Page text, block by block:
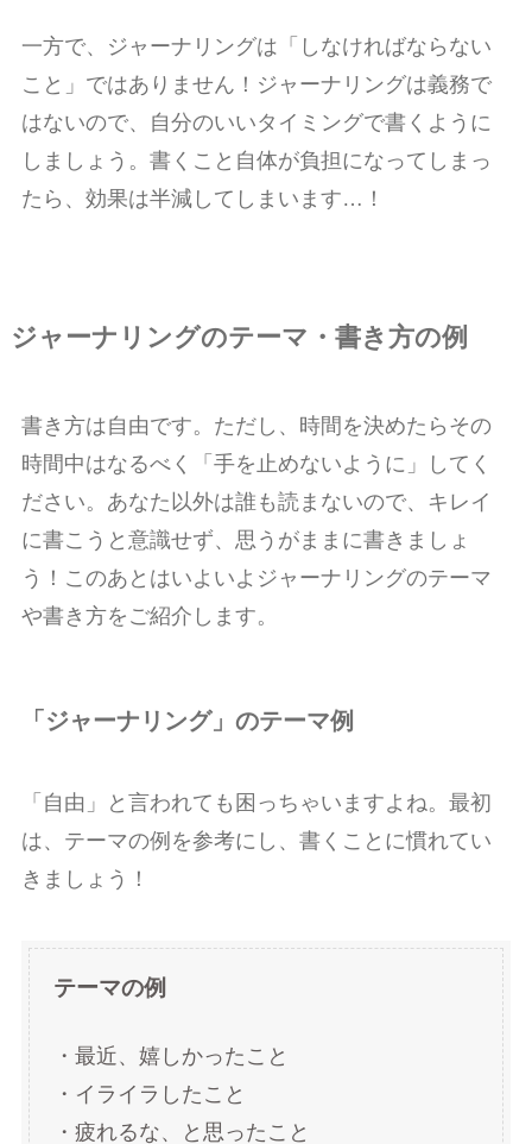
一方で、ジャーナリングは「しなければならない
こと」ではありません！ジャーナリングは義務で
はないので、自分のいいタイミングで書くように
しましょう。書くこと自体が負担になってしまっ
たら、効果は半減してしまいます…！
ジャーナリングのテーマ・書き方の例
書き方は自由です。ただし、時間を決めたらその
時間中はなるべく「手を止めないように」してく
ださい。あなた以外は誰も読まないので、キレイ
に書こうと意識せず、思うがままに書きましょ
う！このあとはいよいよジャーナリングのテーマ
や書き方をご紹介します。
「ジャーナリング」のテーマ例
「自由」と言われても困っちゃいますよね。最初
は、テーマの例を参考にし、書くことに慣れてい
きましょう！
テーマの例
・最近、嬉しかったこと
・イライラしたこと
・疲れるな、と思ったこと